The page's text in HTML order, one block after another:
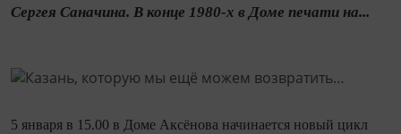
Сергея Саначина. В конце 1980-х в Доме печати на...
5 января в 15.00 в Доме Аксёнова начинается новый цикл